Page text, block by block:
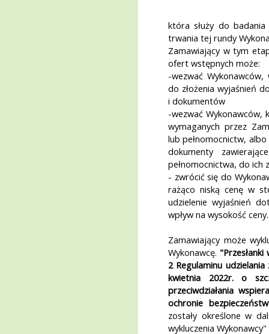
która służy do
trwania tej rundy
Zamawiający w tym
ofert wstępnych może:
-wezwać
do złożenia wyjaśnień
i dokumentów
-wezwać Wykonawców,
wymaganych przez
lub pełnomocnictw,
dokumenty
pełnomocnictwa, do ich
- zwrócić się do
rażąco niską cenę w
udzielenie wyjaśnień
wpływ na wysokość ceny.
Zamawiający może
Wykonawcę.
2 Regulaminu udzielania
kwietnia 2022r. o
przeciwdziałania
ochronie
zostały określone w
wykluczenia Wykonawcy"